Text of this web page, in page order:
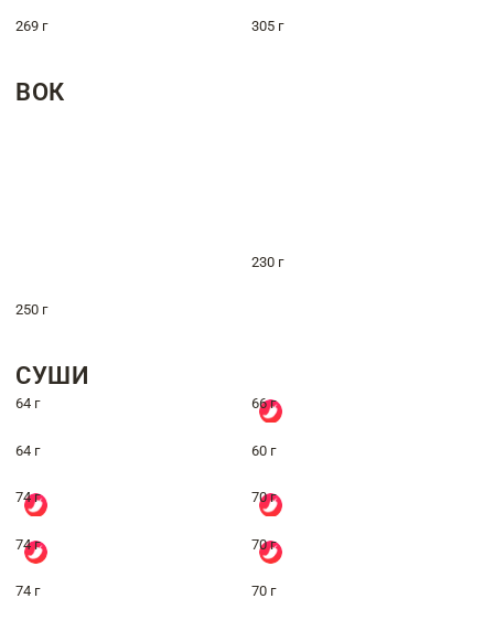
269 г 305 г
ВОК
230 г
250 г
СУШИ
64 г 66 г
64 г 60 г
74 г 70 г
74 г 70 г
74 г 70 г